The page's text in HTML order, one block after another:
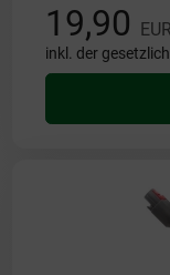
19,90 EUR
inkl. der